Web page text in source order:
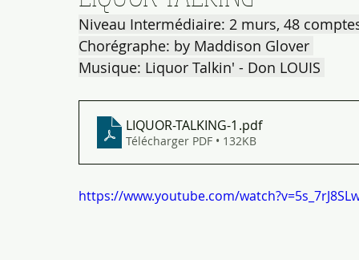
Niveau Intermédiaire: 2 murs, 48
Chorégraphe: by Maddison Glover
Musique: Liquor Talkin' - Don LOUIS
LIQUOR-TALKING-1 .pdf
Télécharger PDF • 132KB
https://www.youtube.com/